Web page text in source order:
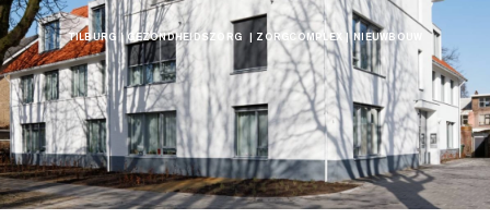
TILBURG | GEZONDHEIDSZORG | ZORGCOMPLEX | NIEUWBOUW